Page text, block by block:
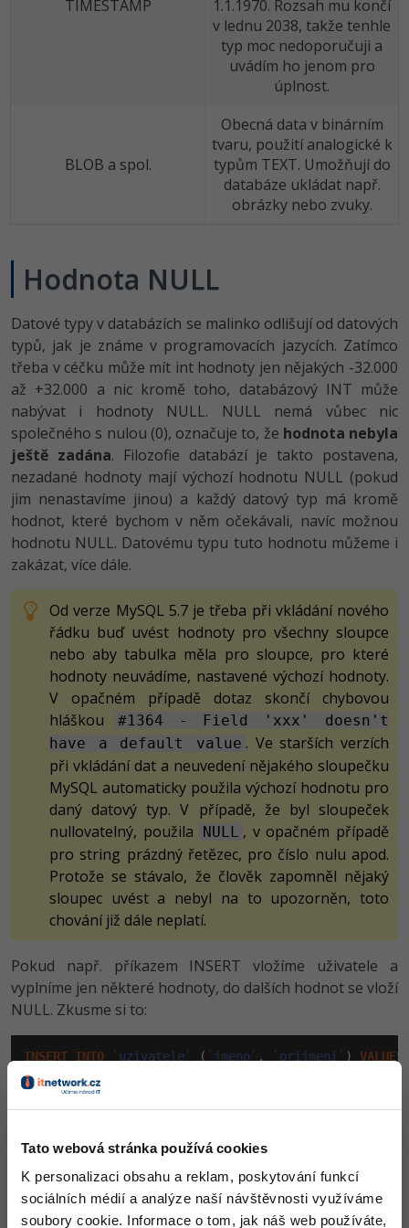
Tato webová stránka používá cookies
K personalizaci obsahu a reklam, poskytování funkcí
sociálních médií a analýze naší návštěvnosti využíváme
soubory cookie. Informace o tom, jak náš web používáte,
TIMESTAMP
1.1.1970. Rozsah mu končí
v lednu 2038, takže tenhle
typ moc nedoporučuji a
uvádím ho jenom pro
úplnost.
BLOB a spol.
Obecná data v binárním
tvaru, použití analogické k
typům TEXT. Umožňují do
databáze ukládat např.
obrázky nebo zvuky.
Hodnota NULL
Datové typy v databázích se malinko odlišují od datových
typů, jak je známe v programovacích jazycích. Zatímco
třeba v céčku může mít int hodnoty jen nějakých -32.000
až +32.000 a nic kromě toho, databázový INT může
nabývat i hodnoty NULL. NULL nemá vůbec nic
společného s nulou (0), označuje to, že hodnota nebyla
ještě zadána. Filozofie databází je takto postavena,
nezadané hodnoty mají výchozí hodnotu NULL (pokud
jim nenastavíme jinou) a každý datový typ má kromě
hodnot, které bychom v něm očekávali, navíc možnou
hodnotu NULL. Datovému typu tuto hodnotu můžeme i
zakázat, více dále.
Od verze MySQL 5.7 je třeba při vkládání nového
řádku buď uvést hodnoty pro všechny sloupce
nebo aby tabulka měla pro sloupce, pro které
hodnoty neuvádíme, nastavené výchozí hodnoty.
V opačném případě dotaz skončí chybovou
hláškou
#1364 - Field 'xxx' doesn't
have a default value . Ve starších verzích
při vkládání dat a neuvedení nějakého sloupečku
MySQL automaticky použila výchozí hodnotu pro
daný datový typ. V případě, že byl sloupeček
nullovatelný, použila
NULL , v opačném případě
pro string prázdný řetězec, pro číslo nulu apod.
Protože se stávalo, že člověk zapomněl nějaký
sloupec uvést a nebyl na to upozorněn, toto
chování již dále neplatí.
Pokud např. příkazem INSERT vložíme uživatele a
vyplníme jen některé hodnoty, do dalších hodnot se vloží
NULL. Zkusme si to:
INSERT INTO `uzivatele` ( `jmeno` , `prijmeni` ) VALUES